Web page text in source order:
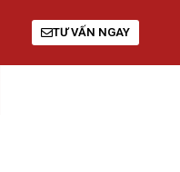
TƯ VẤN NGAY